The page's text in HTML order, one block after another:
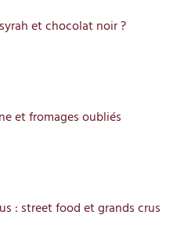
et chocolat noir ?
et fromages oubliés
: street food et grands crus